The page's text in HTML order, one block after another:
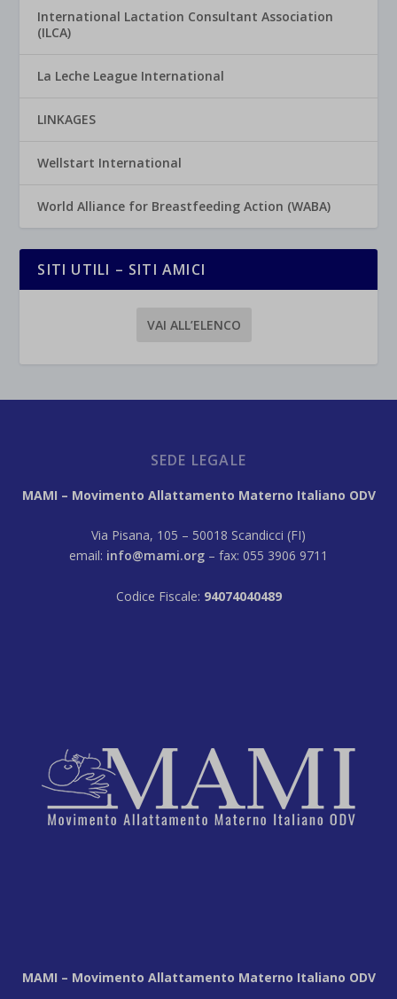
International Lactation Consultant Association
(ILCA)
La Leche League International
LINKAGES
Wellstart International
World Alliance for Breastfeeding Action (WABA)
SITI UTILI – SITI AMICI
VAI ALL’ELENCO
SEDE LEGALE
MAMI – Movimento Allattamento Materno Italiano ODV
Via Pisana, 105 – 50018 Scandicci (FI)
email: info@mami.org – fax: 055 3906 9711
Codice Fiscale: 94074040489
MAMI – Movimento Allattamento Materno Italiano ODV